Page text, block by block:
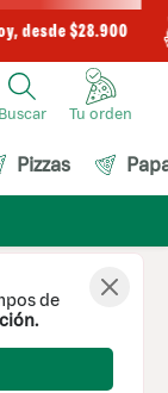
desde $28.900
Buscar
Pizzas
de
y PSE
de tu